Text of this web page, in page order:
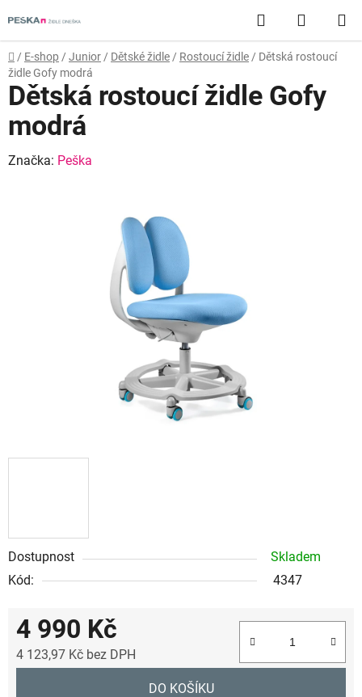
na
obsah
Hledat
KOŠÍK
Domů
/ E-shop / Junior / Dětské židle / Rostoucí židle / Dětská rostoucí
židle Gofy modrá
Dostupnost
Skladem
Kód:
4347
4 990 Kč
4 123,97 Kč bez DPH
DO KOŠÍKU
Dětská rostoucí židle Gofy
modrá
Značka: Peška